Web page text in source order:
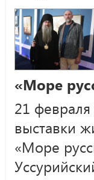
«Море
21 февраля
выставки
«Море